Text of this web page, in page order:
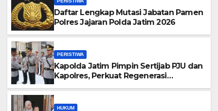
Daftar Lengkap Mutasi Jabatan Pamen
Polres Jajaran Polda Jatim 2026
PERISTIWA
Kapolda Jatim Pimpin Sertijab PJU dan
Kapolres, Perkuat Regenerasi
HUKUM